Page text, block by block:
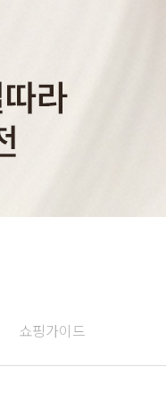
쇼핑가이드